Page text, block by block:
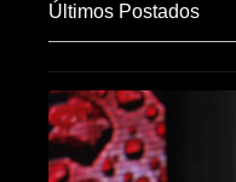
Últimos Postados